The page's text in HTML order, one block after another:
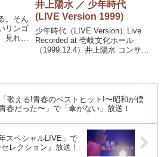
。そん
リンゴ
見れな
日課に
井上陽水 ／ 少年時代
(LIVE Version 1999)
少年時代（LIVE Version）Live
Recorded at 壱岐文化ホール
（1999.12.4）井上陽水 コンサー
歌える!青春のベストヒット!〜昭和が僕
春だった〜」で「傘がない」放送！
スペシャルLIVE」で
レクション』放送！